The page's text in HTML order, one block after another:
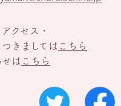
クセス・
きましては こちら
は こちら